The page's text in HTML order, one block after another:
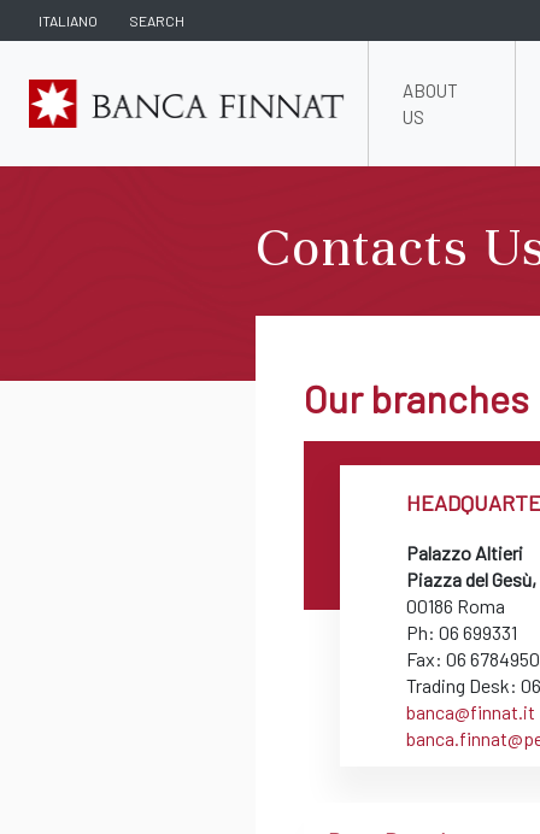
ITALIANO SEARCH
ABOUT
US
Contacts
Our branches
Palazzo Altieri
Piazza del
00186 Roma
Ph: 06 699331
Fax: 06 6784950
Trading Desk:
banca@finnat.it